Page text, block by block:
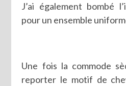
J’ai également bombé
pour un ensemble
Une fois la commode
reporter le motif de